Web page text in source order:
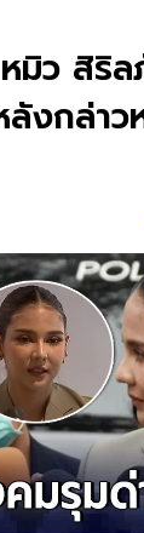
มิว สิริ
งกล่าว